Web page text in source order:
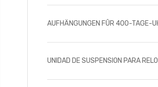
AUFHÄNGUNGEN FÛR 400-TAGE-
UNIDAD DE SUSPENSION PARA